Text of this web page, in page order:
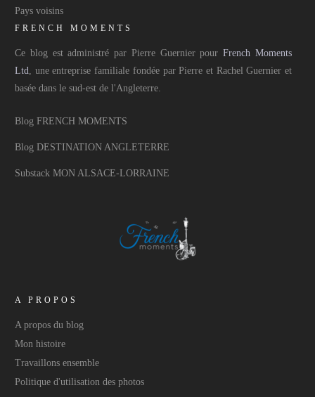
Pays voisins
FRENCH MOMENTS
Ce blog est administré par Pierre Guernier pourFrench Moments
Ltd, une entreprise familiale fondée par Pierre et Rachel Guernier et
basée dans le sud-est de l'Angleterre.
Blog FRENCH MOMENTS
Blog DESTINATION ANGLETERRE
Substack MON ALSACE-LORRAINE
A PROPOS
A propos du blog
Mon histoire
Travaillons ensemble
Politique d'utilisation des photos